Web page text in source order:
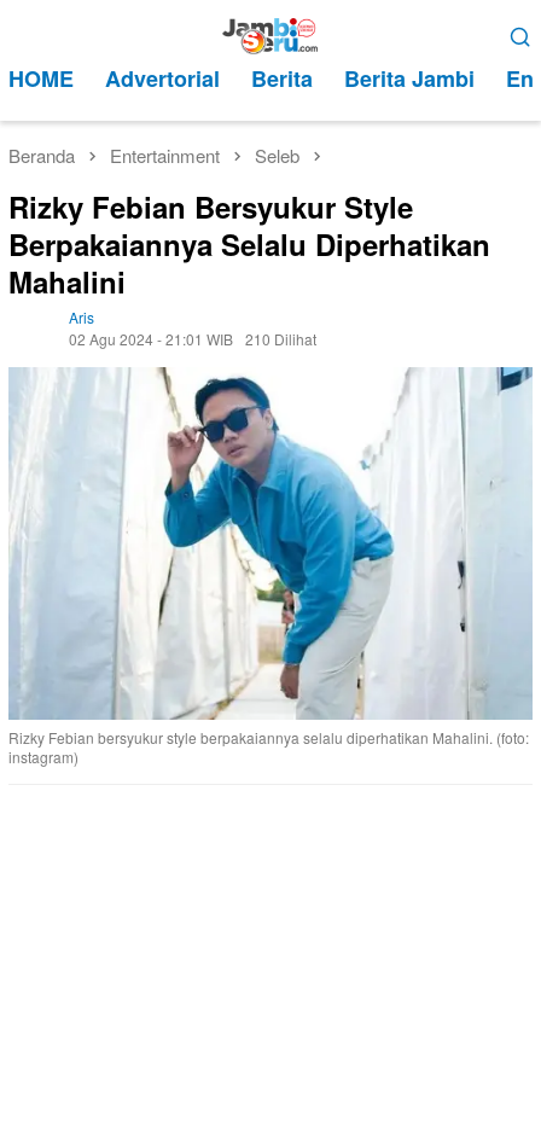
kontenMobile
HOME Advertorial Berita Berita Jambi
Beranda Entertainment Seleb
Rizky Febian Bersyukur Style
Berpakaiannya Selalu Diperhatikan
Mahalini
Aris
02 Agu 2024 - 21:01 WIB 210 Dilihat
Rizky Febian bersyukur style berpakaiannya selalu diperhatikan Mahalini. (foto:
instagram)